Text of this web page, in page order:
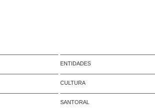
ENTIDADES
CULTURA
SANTORAL